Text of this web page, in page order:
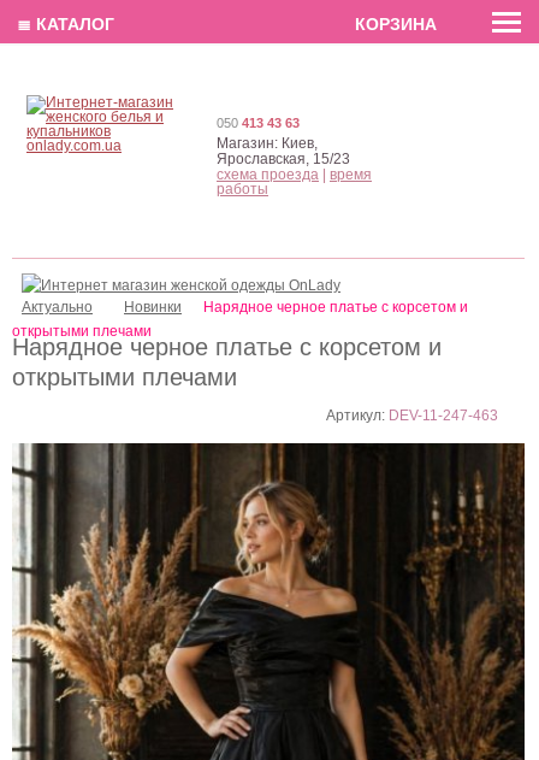
EN РУС
Нарядное черное платье с корсетом и
открытыми плечами
Артикул: DEV-11-247-463
Актуально Новинки
Нарядное черное платье с корсетом и
открытыми плечами
050 413 43 63
Магазин: Киев,
Ярославская, 15/23
схема проезда
время
работы
≣ КАТАЛОГ КОРЗИНА